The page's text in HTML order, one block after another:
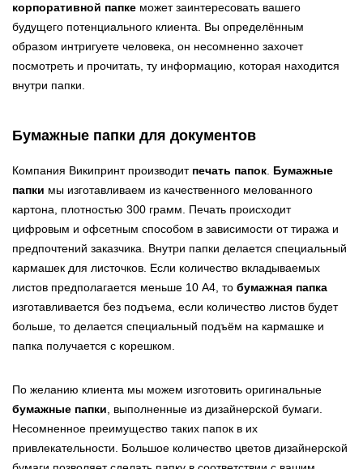
корпоративной папке может заинтересовать вашего
будущего потенциального клиента. Вы определённым
образом интригуете человека, он несомненно захочет
посмотреть и прочитать, ту информацию, которая находится
внутри папки.
Бумажные папки для документов
Компания Википринт производит печать папок Бумажные
папки мы изготавливаем из качественного мелованного
картона, плотностью 300 грамм. Печать происходит
цифровым и офсетным способом в зависимости от тиража и
предпочтений заказчика. Внутри папки делается специальный
кармашек для листочков. Если количество вкладываемых
листов предполагается меньше 10 А4, то бумажная папка
изготавливается без подъема, если количество листов будет
больше, то делается специальный подъём на кармашке и
папка получается с корешком.
По желанию клиента мы можем изготовить оригинальные
бумажные папки , выполненные из дизайнерской бумаги.
Несомненное преимущество таких папок в их
привлекательности. Большое количество цветов дизайнерской